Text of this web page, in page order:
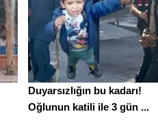
Duyarsızlığın bu kadarı!
Oğlunun katili ile 3 gün ...